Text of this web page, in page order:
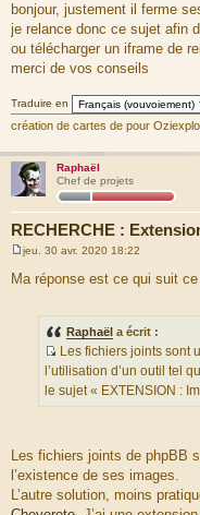
s
s
a
g
bonjour, justement il ferme
je relance donc ce sujet afin
ou télécharger un iframe de
merci de vos conseils
Traduire en
création de cartes de pour
Raphaël
Chef de projets
RECHERCHE :
M
s
jeu. 30 avr. 2020 18:22
Ma réponse est ce qui suit
Raphaël a écrit :
S
o
e
d
u
Les fichiers joints sont
l’utilisation d’un outil tel
le sujet « EXTENSION :
Les fichiers joints de phpBB
l’existence de ses images.
L’autre solution, moins